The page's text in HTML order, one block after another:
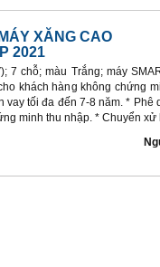
XĂNG CAO
2021
7 chỗ; màu Trắng; máy
khách hàng không chứng
tối đa đến 7-8 năm. * Phê
minh thu nhập. * Chuyển xử